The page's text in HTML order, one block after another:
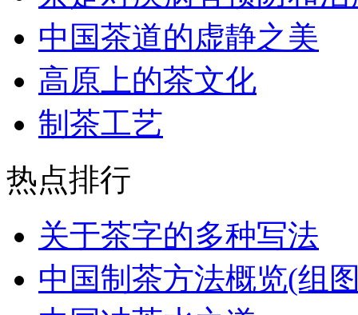
中国茶道的虚静之美
高原上的茶文化
制茶工艺
热点排行
关于茶字的多种写法
中国制茶方法概览(组